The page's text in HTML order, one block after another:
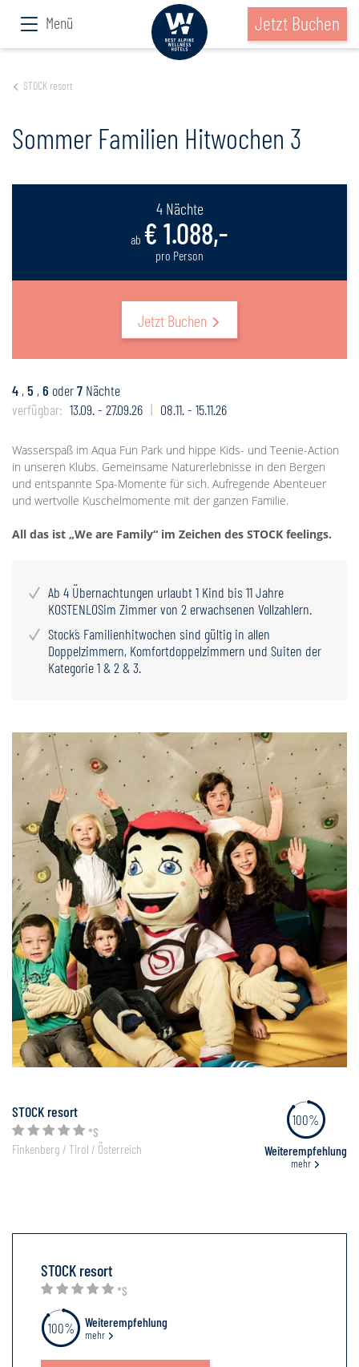
Menü Jetzt Buchen
STOCK resort
Sommer Familien Hitwochen 3
4 Nächte
ab € 1.088,-
pro Person
Jetzt Buchen
4 ,5 ,6 oder7 Nächte
verfügbar: 13.09. - 27.09.26 08.11. - 15.11.26
Wasserspaß im Aqua Fun Park und hippe Kids- und Teenie-Action
in unseren Klubs. Gemeinsame Naturerlebnisse in den Bergen
und entspannte Spa-Momente für sich. Aufregende Abenteuer
und wertvolle Kuschelmomente mit der ganzen Familie.
All das ist „We are Family“ im Zeichen des STOCK feelings.
Ab 4 Übernachtungen urlaubt 1 Kind bis 11 Jahre
KOSTENLOSim Zimmer von 2 erwachsenen Vollzahlern.
Stock´s Familienhitwochen sind gültig in allen
Doppelzimmern, Komfortdoppelzimmern und Suiten der
Kategorie 1 & 2 & 3.
STOCK resort
*S
Finkenberg / Tirol / Österreich
100%
Weiterempfehlung
mehr
STOCK resort
*S
100% Weiterempfehlung
mehr